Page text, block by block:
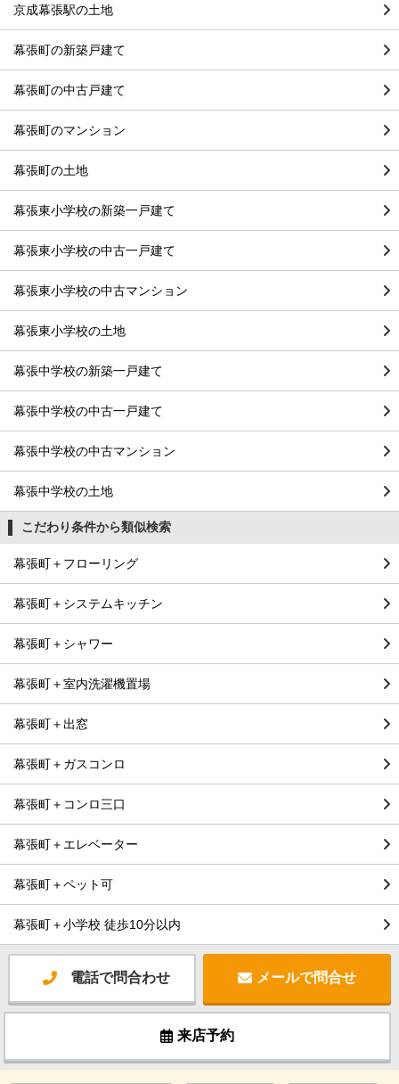
京成幕張駅の土地
幕張町の新築戸建て
幕張町の中古戸建て
幕張町のマンション
幕張町の土地
幕張東小学校の新築一戸建て
幕張東小学校の中古一戸建て
幕張東小学校の中古マンション
幕張東小学校の土地
幕張中学校の新築一戸建て
幕張中学校の中古一戸建て
幕張中学校の中古マンション
幕張中学校の土地
こだわり条件から類似検索
幕張町＋フローリング
幕張町＋システムキッチン
幕張町＋シャワー
幕張町＋室内洗濯機置場
幕張町＋出窓
幕張町＋ガスコンロ
幕張町＋コンロ三口
幕張町＋エレベーター
幕張町＋ペット可
幕張町＋小学校 徒歩10分以内
電話で問合わせ メールで問合せ
来店予約